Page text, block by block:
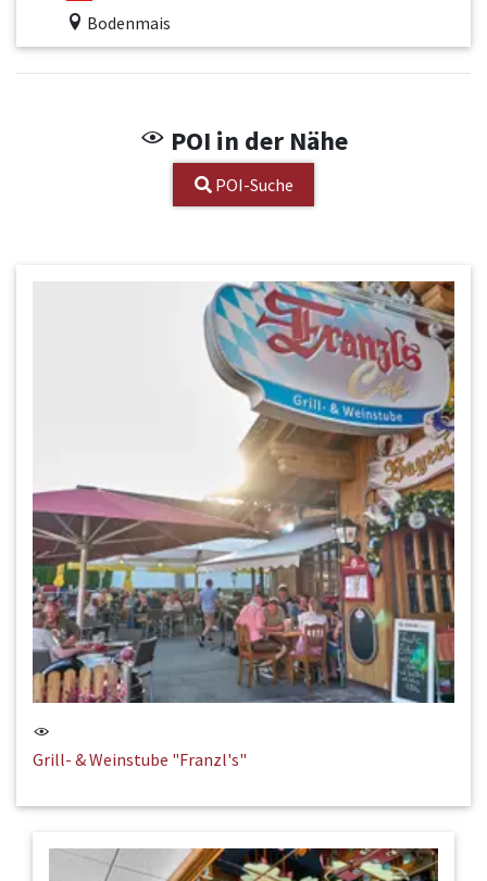
Bodenmais
POI in der Nähe
POI-Suche
Grill- & Weinstube "Franzl's"